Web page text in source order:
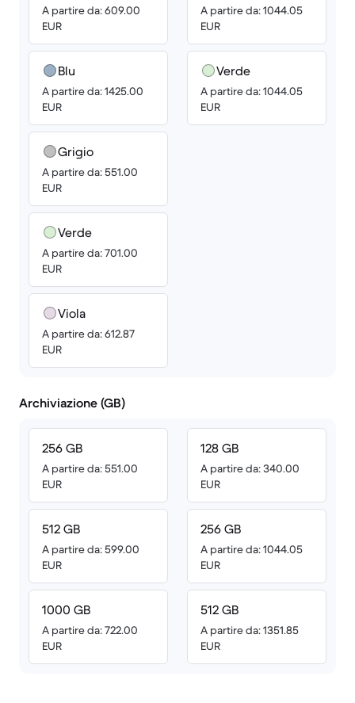
A partire da: 609.00
EUR
Blu
A partire da: 1425.00
EUR
Grigio
A partire da: 551.00
EUR
Verde
A partire da: 701.00
EUR
Viola
A partire da: 612.87
EUR
A partire da: 1044.05
EUR
Verde
A partire da: 1044.05
EUR
Archiviazione (GB)
256 GB
A partire da: 551.00
EUR
512 GB
A partire da: 599.00
EUR
1000 GB
A partire da: 722.00
EUR
128 GB
A partire da: 340.00
EUR
256 GB
A partire da: 1044.05
EUR
512 GB
A partire da: 1351.85
EUR